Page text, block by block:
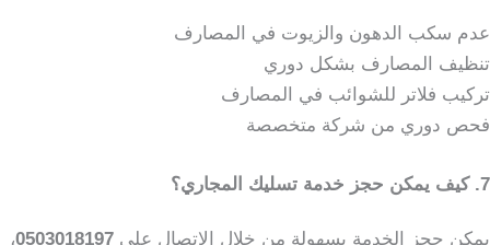
عدم سكب الدهون والزيوت في المصارف
تنظيف المصارف بشكل دوري
تركيب فلاتر للشوائب في المصارف
فحص دوري من شركة متخصصة
7. كيف يمكن حجز خدمة تسليك المجاري؟
يمكن حجز الخدمة بسهولة من خلال الاتصال على 0503018197،